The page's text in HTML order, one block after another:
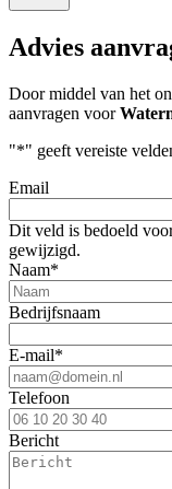
Advies
Door middel van het
aanvragen voor
"*" geeft vereiste
Email
Dit veld is bedoeld
gewijzigd.
Naam*
Bedrijfsnaam
E-mail*
Telefoon
Bericht